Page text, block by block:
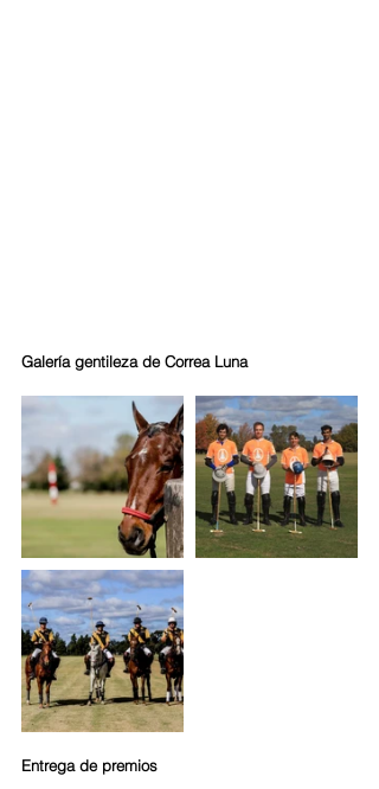
Galería gentileza de Correa Luna
Entrega de premios